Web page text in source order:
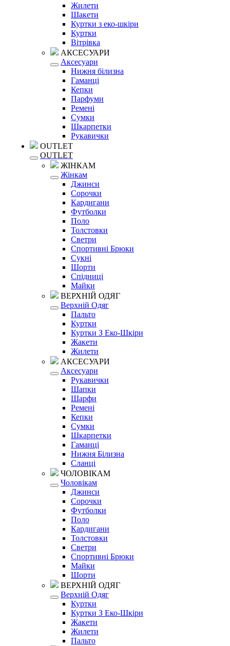
Жилети
Шакети
Куртки з еко-шкіри
Куртки
Вітрівка
АКСЕСУАРИ
Аксесуари
Нижня білизна
Гаманці
Кепки
Парфуми
Ремені
Сумки
Шкарпетки
Рукавички
OUTLET
OUTLET
ЖІНКАМ
Жінкам
Джинси
Сорочки
Кардигани
Футболки
Поло
Толстовки
Светри
Спортивні Брюки
Сукні
Шорти
Спідниці
Майки
ВЕРХНІЙ ОДЯГ
Верхній Одяг
Пальто
Куртки
Куртки З Еко-Шкіри
Жакети
Жилети
АКСЕСУАРИ
Аксесуари
Рукавички
Шапки
Шарфи
Ремені
Кепки
Сумки
Шкарпетки
Гаманці
Нижня Білизна
Сланці
ЧОЛОВІКАМ
Чоловікам
Джинси
Сорочки
Футболки
Поло
Кардигани
Толстовки
Светри
Спортивні Брюки
Майки
Шорти
ВЕРХНІЙ ОДЯГ
Верхній Одяг
Куртки
Куртки З Еко-Шкіри
Жакети
Жилети
Пальто